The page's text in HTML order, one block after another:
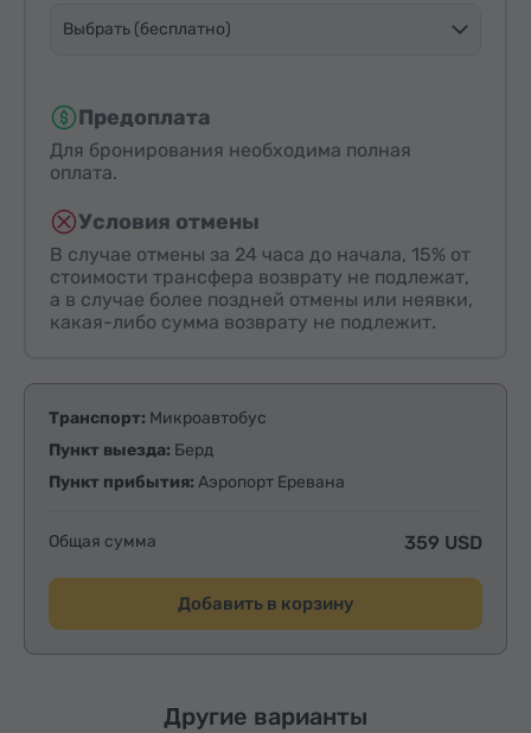
Выбрать (бесплатно)
Предоплата
Для бронирования необходима полная
оплата.
Условия отмены
В случае отмены за 24 часа до начала, 15% от
стоимости трансфера возврату не подлежат,
а в случае более поздней отмены или неявки,
какая-либо сумма возврату не подлежит.
Транспорт: Микроавтобус
Пункт выезда: Берд
Пункт прибытия: Аэропорт Еревана
Общая сумма 359 USD
Добавить в корзину
Другие варианты